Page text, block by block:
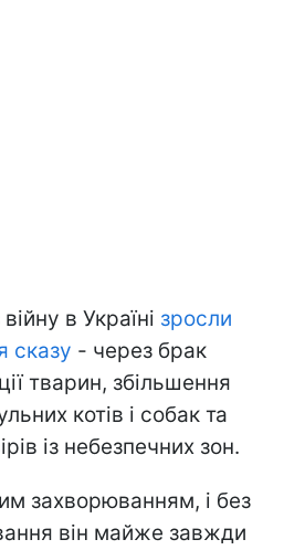
в Україні зросли
сказу - через брак
тварин, збільшення
котів і собак та
із небезпечних зон.
захворюванням, і без
він майже завжди